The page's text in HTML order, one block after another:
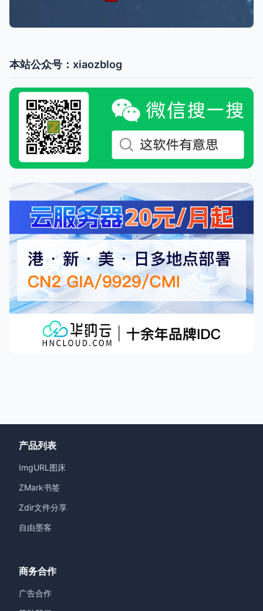
本站公众号：xiaozblog
产品列表
ImgURL图床
ZMark书签
Zdir文件分享
自由墨客
商务合作
广告合作